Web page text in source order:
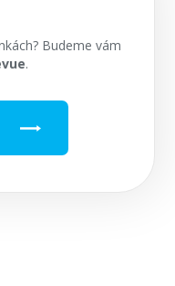
Budeme vám
.